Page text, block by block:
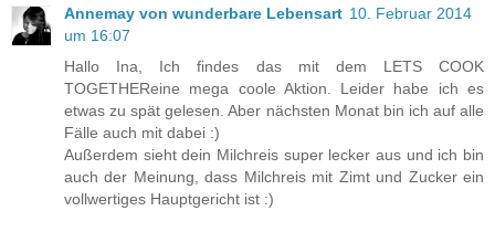
Annemay von wunderbare Lebensart 10. Februar 2014
um 16:07
Hallo Ina, Ich findes das mit dem LETS COOK
TOGETHEReine mega coole Aktion. Leider habe ich es
etwas zu spät gelesen. Aber nächsten Monat bin ich auf alle
Fälle auch mit dabei :)
Außerdem sieht dein Milchreis super lecker aus und ich bin
auch der Meinung, dass Milchreis mit Zimt und Zucker ein
vollwertiges Hauptgericht ist :)